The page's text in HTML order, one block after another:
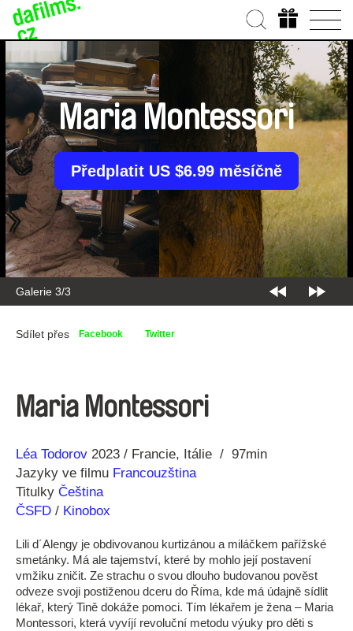
Galerie 3/3
Maria Montessori
Předplatit US $6.99 měsíčně
Sdílet přes Facebook Twitter
Maria Montessori
Režie
Léa Todorov
Rok 2023 Francie Itálie
97min
Jazyky ve filmu Francouzština
Titulky Čeština
ČSFD / Kinobox
Lili d´Alengy je obdivovanou kurtizánou a miláčkem pařížské
smetánky. Má ale tajemství, které by mohlo její postavení
vmžiku zničit. Ze strachu o svou dlouho budovanou pověst
odveze svoji postiženou dceru do Říma, kde má údajně sídlit
lékař, který Tině dokáže pomoci. Tím lékařem je žena – Maria
Montessori, která vyvíjí revoluční metodu výuky pro děti s